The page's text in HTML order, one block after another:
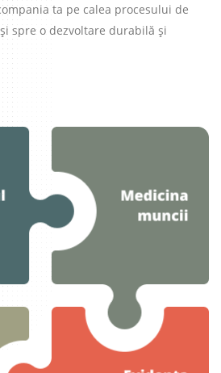
ta pe calea procesului de
spre o dezvoltare durabilă și